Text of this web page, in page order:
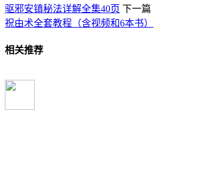
驱邪安镇秘法详解全集40页 下一篇
祝由术全套教程（含视频和6本书）
相关推荐